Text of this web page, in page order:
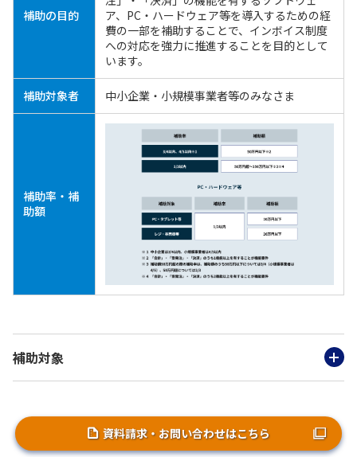
補助の目的
ア、PC・ハードウェア等を導入するための経
費の一部を補助することで、インボイス制度
への対応を強力に推進することを目的として
います。
補助対象者 中小企業・小規模事業者等のみなさま
補助率・補
助額
補助対象
資料請求・お問い合わせはこちら